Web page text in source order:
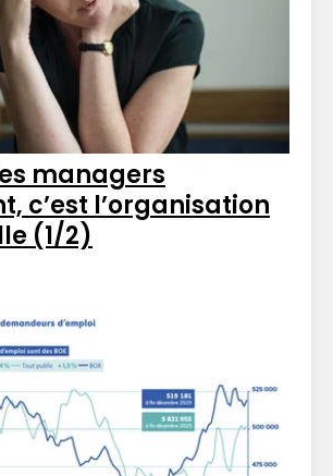
managers
c’est l’organisation
(1/2)